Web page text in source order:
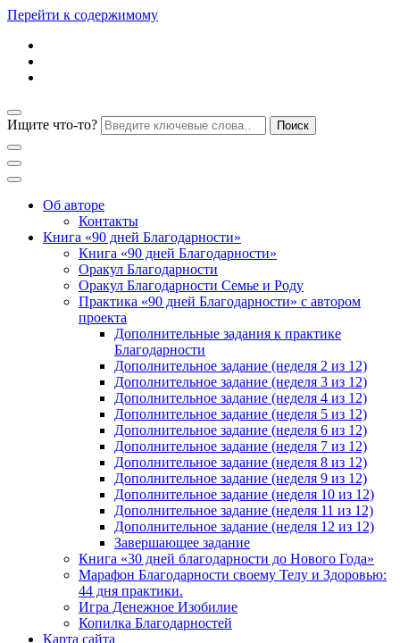
Перейти к содержимому
Ищите что-то?
Практическая
психология для
женщин
Об авторе
Контакты
Книга «90 дней Благодарности»
Книга «90 дней Благодарности»
Оракул Благодарности
Оракул Благодарности Семье и Роду
Практика «90 дней Благодарности» с автором
проекта
Дополнительные задания к практике
Благодарности
Дополнительное задание (неделя 2 из 12)
Дополнительное задание (неделя 3 из 12)
Дополнительное задание (неделя 4 из 12)
Дополнительное задание (неделя 5 из 12)
Дополнительное задание (неделя 6 из 12)
Дополнительное задание (неделя 7 из 12)
Дополнительное задание (неделя 8 из 12)
Дополнительное задание (неделя 9 из 12)
Дополнительное задание (неделя 10 из 12)
Дополнительное задание (неделя 11 из 12)
Дополнительное задание (неделя 12 из 12)
Завершающее задание
Книга «30 дней благодарности до Нового Года»
Марафон Благодарности своему Телу и Здоровью:
44 дня практики.
Игра Денежное Изобилие
Копилка Благодарностей
Карта сайта